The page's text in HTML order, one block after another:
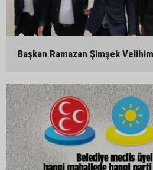
Başkan Ramazan Şimşek